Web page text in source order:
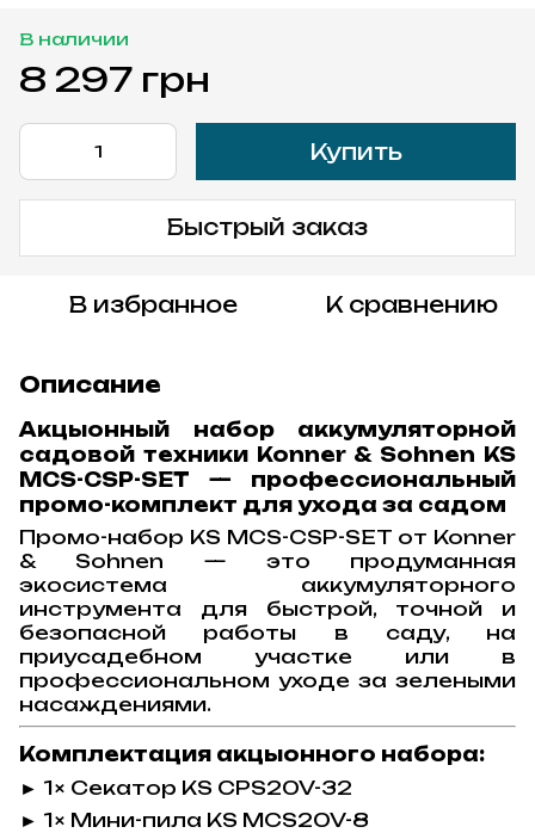
В наличии
8 297 грн
Купить
Быстрый заказ
В избранное К сравнению
Описание
Акцыонный набор аккумуляторной
садовой техники Konner & Sohnen KS
MCS-CSP-SET — профессиональный
промо-комплект для ухода за садом
Промо-набор KS MCS-CSP-SET от Konner
& Sohnen — это продуманная
экосистема аккумуляторного
инструмента для быстрой, точной и
безопасной работы в саду, на
приусадебном участке или в
профессиональном уходе за зелеными
насаждениями.
Комплектация акцыонного набора:
► 1× Cекатор KS CPS20V-32
► 1× Мини-пила KS MCS20V-8